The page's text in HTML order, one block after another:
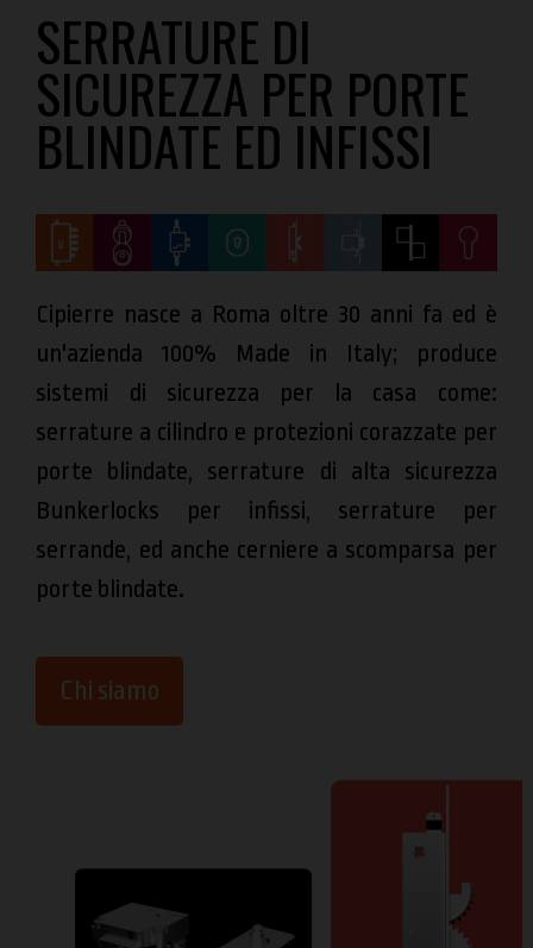
SERRATURE DI
SICUREZZA PER PORTE
BLINDATE ED INFISSI
Cipierre nasce a Roma oltre 30 anni fa ed è
un'azienda 100% Made in Italy; produce
sistemi di sicurezza per la casa come:
serrature a cilindro e protezioni corazzate per
porte blindate, serrature di alta sicurezza
Bunkerlocks per infissi, serrature per
serrande, ed anche cerniere a scomparsa per
porte blindate.
Chi siamo